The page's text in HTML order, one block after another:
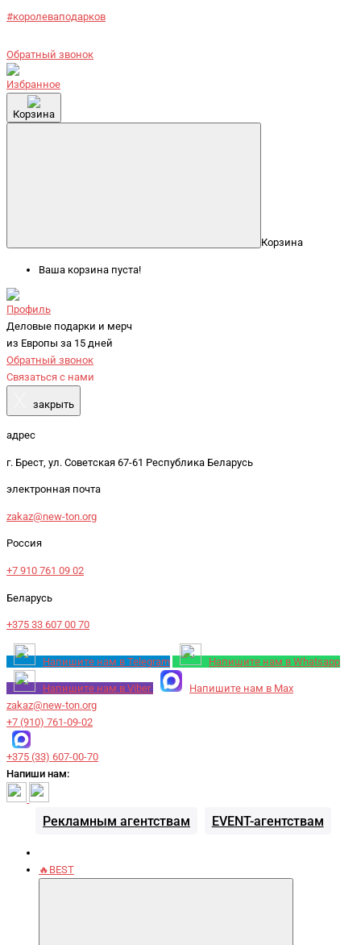
#королеваподарков
Обратный звонок
Избранное
Корзина
Корзина
Ваша корзина пуста!
Профиль
Деловые подарки и мерч
из Европы за 15 дней
Обратный звонок
Связаться с нами
закрыть
адрес
г. Брест, ул. Советская 67-61 Республика Беларусь
электронная почта
zakaz@new-ton.org
Россия
+7 910 761 09 02
Беларусь
+375 33 607 00 70
Напишите нам в Telegram Напишите нам в Whatsapp
Напишите нам в Viber
Напишите нам в Max
zakaz@new-ton.org
+7 (910) 761-09-02
+375 (33) 607-00-70
Напиши нам:
Рекламным агентствам EVENT-агентствам
🔥BEST